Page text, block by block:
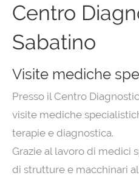
Centro
Sabatino
Visite mediche
Presso il Centro
visite mediche
terapie e diagnostica.
Grazie al lavoro di medici
di strutture e macchinari